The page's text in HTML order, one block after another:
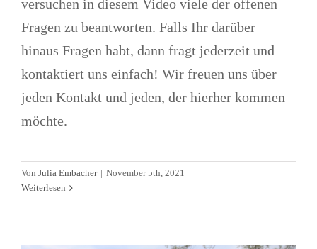
versuchen in diesem Video viele der offenen
Fragen zu beantworten. Falls Ihr darüber
hinaus Fragen habt, dann fragt jederzeit und
kontaktiert uns einfach! Wir freuen uns über
jeden Kontakt und jeden, der hierher kommen
möchte.
Von Julia Embacher | November 5th, 2021
Weiterlesen
Montenegro